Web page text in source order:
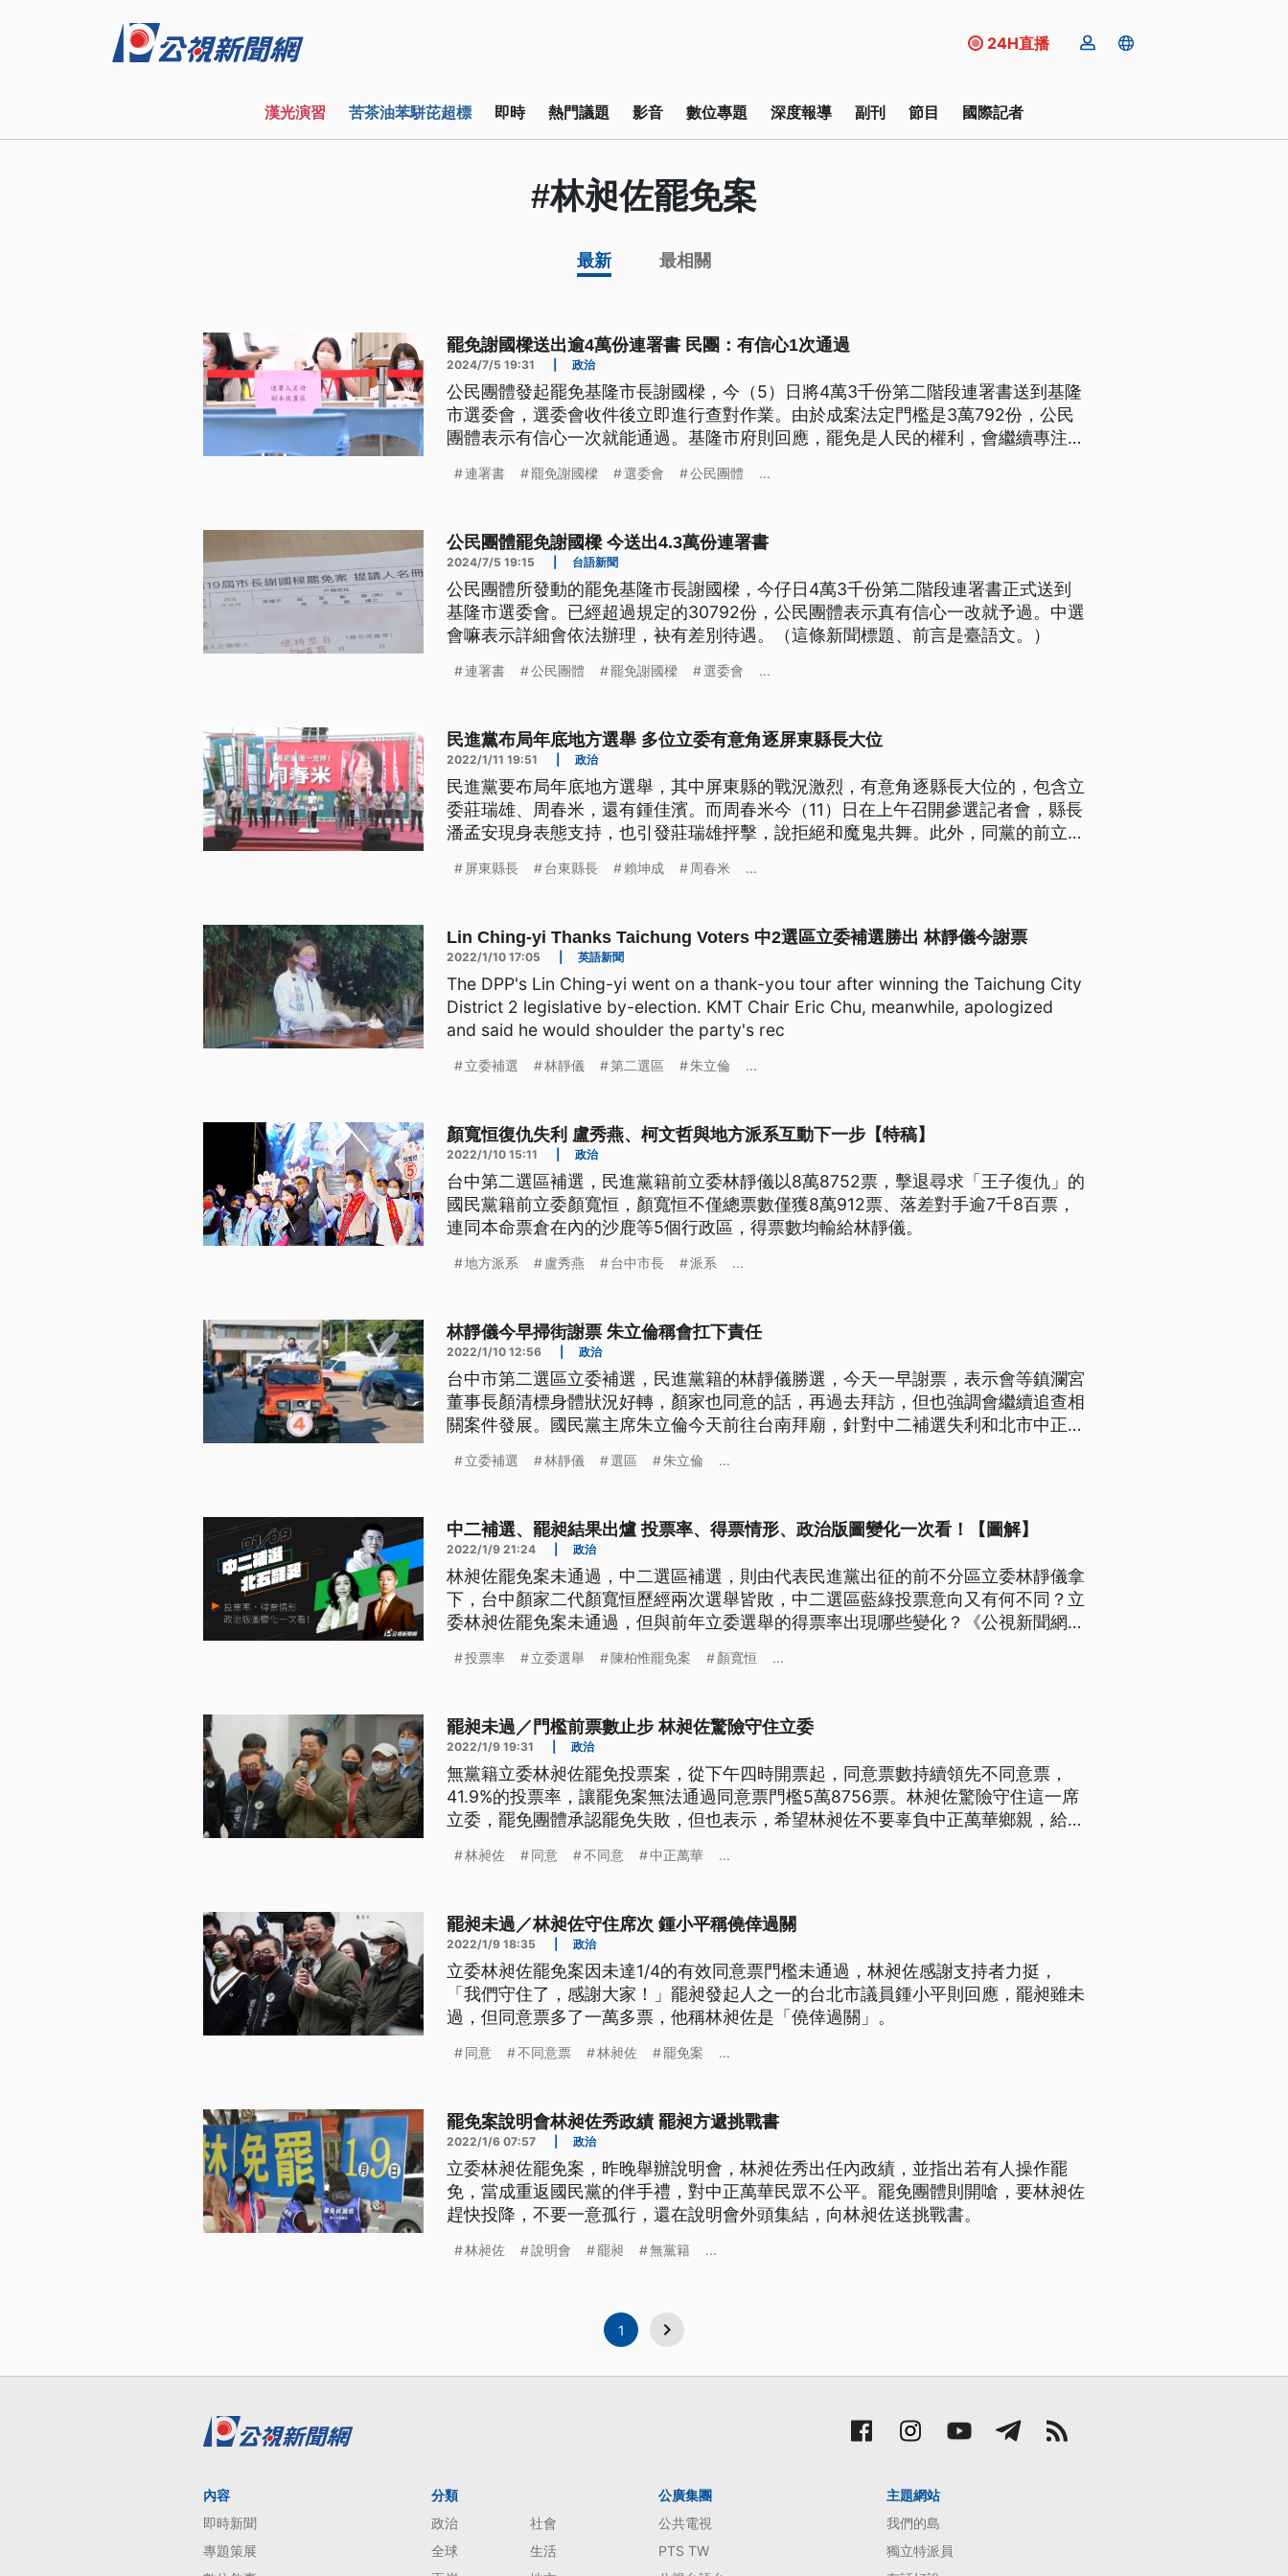
24H直播
漢光演習 苦茶油苯駢芘超標 即時 熱門議題 影音 數位專題 深度報導 副刊 節目 國際記者
#林昶佐罷免案
最新 最相關
罷免謝國樑送出逾4萬份連署書 民團：有信心1次通過
2024/7/5 19:31 政治
公民團體發起罷免基隆市長謝國樑，今（5）日將4萬3千份第二階段連署書送到基隆
市選委會，選委會收件後立即進行查對作業。由於成案法定門檻是3萬792份，公民
團體表示有信心一次就能通過。基隆市府則回應，罷免是人民的權利，會繼續專注市
連署書 罷免謝國樑 選委會 公民團體 ...
公民團體罷免謝國樑 今送出4.3萬份連署書
2024/7/5 19:15 台語新聞
公民團體所發動的罷免基隆市長謝國樑，今仔日4萬3千份第二階段連署書正式送到
基隆市選委會。已經超過規定的30792份，公民團體表示真有信心一改就予過。中選
會嘛表示詳細會依法辦理，袂有差別待遇。（這條新聞標題、前言是臺語文。）
連署書 公民團體 罷免謝國樑 選委會 ...
民進黨布局年底地方選舉 多位立委有意角逐屏東縣長大位
2022/1/11 19:51 政治
民進黨要布局年底地方選舉，其中屏東縣的戰況激烈，有意角逐縣長大位的，包含立
委莊瑞雄、周春米，還有鍾佳濱。而周春米今（11）日在上午召開參選記者會，縣長
潘孟安現身表態支持，也引發莊瑞雄抨擊，說拒絕和魔鬼共舞。此外，同黨的前立委
屏東縣長 台東縣長 賴坤成 周春米 ...
Lin Ching-yi Thanks Taichung Voters 中2選區立委補選勝出 林靜儀今謝票
2022/1/10 17:05 英語新聞
The DPP's Lin Ching-yi went on a thank-you tour after winning the Taichung City
District 2 legislative by-election. KMT Chair Eric Chu, meanwhile, apologized
and said he would shoulder the party's rec
立委補選 林靜儀 第二選區 朱立倫 ...
顏寬恒復仇失利 盧秀燕、柯文哲與地方派系互動下一步【特稿】
2022/1/10 15:11 政治
台中第二選區補選，民進黨籍前立委林靜儀以8萬8752票，擊退尋求「王子復仇」的
國民黨籍前立委顏寬恒，顏寬恒不僅總票數僅獲8萬912票、落差對手逾7千8百票，
連同本命票倉在內的沙鹿等5個行政區，得票數均輸給林靜儀。
地方派系 盧秀燕 台中市長 派系 ...
林靜儀今早掃街謝票 朱立倫稱會扛下責任
2022/1/10 12:56 政治
台中市第二選區立委補選，民進黨籍的林靜儀勝選，今天一早謝票，表示會等鎮瀾宮
董事長顏清標身體狀況好轉，顏家也同意的話，再過去拜訪，但也強調會繼續追查相
關案件發展。國民黨主席朱立倫今天前往台南拜廟，針對中二補選失利和北市中正萬
持者抱歉。
立委補選 林靜儀 選區 朱立倫 ...
中二補選、罷昶結果出爐 投票率、得票情形、政治版圖變化一次看！【圖解】
2022/1/9 21:24 政治
林昶佐罷免案未通過，中二選區補選，則由代表民進黨出征的前不分區立委林靜儀拿
下，台中顏家二代顏寬恒歷經兩次選舉皆敗，中二選區藍綠投票意向又有何不同？立
委林昶佐罷免案未通過，但與前年立委選舉的得票率出現哪些變化？《公視新聞網》
投票率 立委選舉 陳柏惟罷免案 顏寬恒 ...
罷昶未過／門檻前票數止步 林昶佐驚險守住立委
2022/1/9 19:31 政治
無黨籍立委林昶佐罷免投票案，從下午四時開票起，同意票數持續領先不同意票，
41.9%的投票率，讓罷免案無法通過同意票門檻5萬8756票。林昶佐驚險守住這一席
立委，罷免團體承認罷免失敗，但也表示，希望林昶佐不要辜負中正萬華鄉親，給予
林昶佐 同意 不同意 中正萬華 ...
罷昶未過／林昶佐守住席次 鍾小平稱僥倖過關
2022/1/9 18:35 政治
立委林昶佐罷免案因未達1/4的有效同意票門檻未通過，林昶佐感謝支持者力挺，
「我們守住了，感謝大家！」罷昶發起人之一的台北市議員鍾小平則回應，罷昶雖未
過，但同意票多了一萬多票，他稱林昶佐是「僥倖過關」。
同意 不同意票 林昶佐 罷免案 ...
罷免案說明會林昶佐秀政績 罷昶方遞挑戰書
2022/1/6 07:57 政治
立委林昶佐罷免案，昨晚舉辦說明會，林昶佐秀出任內政績，並指出若有人操作罷
免，當成重返國民黨的伴手禮，對中正萬華民眾不公平。罷免團體則開嗆，要林昶佐
趕快投降，不要一意孤行，還在說明會外頭集結，向林昶佐送挑戰書。
林昶佐 說明會 罷昶 無黨籍 ...
1
內容
即時新聞
專題策展
分類
政治
社會
全球
生活
公廣集團
公共電視
PTS TW
主題網站
我們的島
獨立特派員